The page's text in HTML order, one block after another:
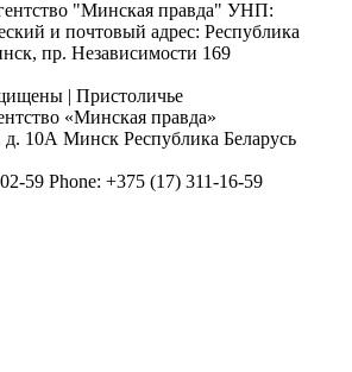
"Минская правда" УНП:
и почтовый адрес: Республика
пр. Независимости 169
| Пристоличье
«Минская правда»
д. 10А Минск Республика Беларусь
59 Phone: +375 (17) 311-16-59